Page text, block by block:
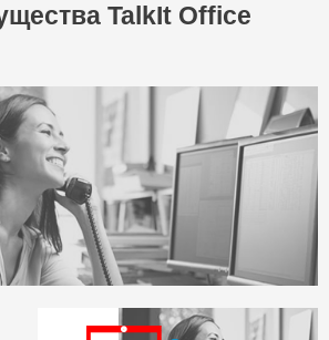
TalkIt Office